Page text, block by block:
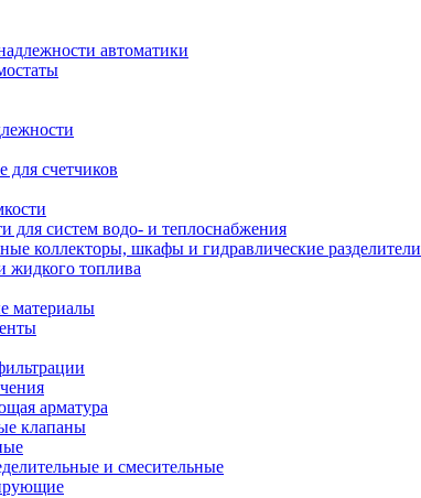
автоматики
счетчиков
для систем водо- и теплоснабжения
коллекторы, шкафы и гидравлические разделители
жидкого топлива
материалы
арматура
клапаны
и смесительные